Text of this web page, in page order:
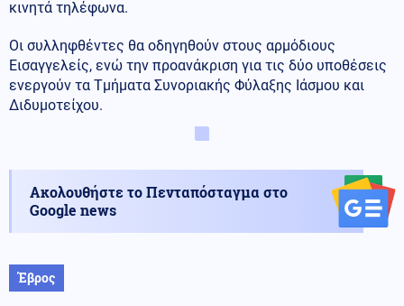
κινητά τηλέφωνα.
Οι συλληφθέντες θα οδηγηθούν στους αρμόδιους
Εισαγγελείς, ενώ την προανάκριση για τις δύο υποθέσεις
ενεργούν τα Τμήματα Συνοριακής Φύλαξης Ιάσμου και
Διδυμοτείχου.
Ακολουθήστε το Πενταπόσταγμα στο
Google news
Έβρος